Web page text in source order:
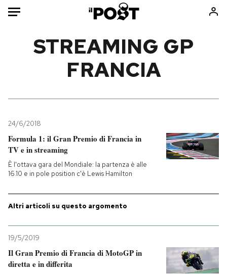
Mondo
Tecnologia
Internet
Cultura
Sport
Libri
Ok Boomer!
Europa
STREAMING GP
FRANCIA
24/6/2018
Formula 1: il Gran Premio di Francia in
TV e in streaming
È l'ottava gara del Mondiale: la partenza è alle
16.10 e in pole position c'è Lewis Hamilton
Altri articoli su questo argomento
19/5/2019
Il Gran Premio di Francia di MotoGP in
diretta e in differita